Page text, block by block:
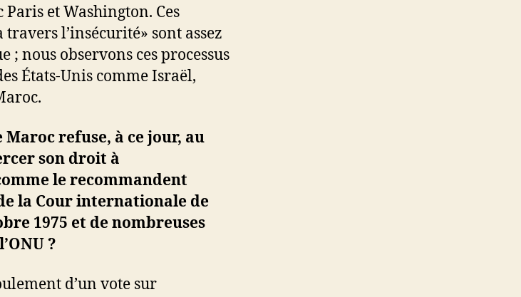
et Washington. Ces
travers l’insécurité» sont assez
; nous observons ces processus
États-Unis comme Israël,
refuse, à ce jour, au
son droit à
le recommandent
la Cour internationale de
1975 et de nombreuses
?
d’un vote sur